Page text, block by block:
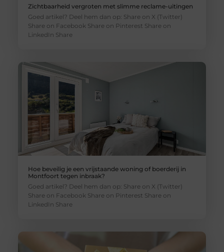
Zichtbaarheid vergroten met slimme reclame-uitingen
Goed artikel? Deel hem dan op: Share on X (Twitter)
Share on Facebook Share on Pinterest Share on
LinkedIn Share
Hoe beveilig je een vrijstaande woning of boerderij in
Montfoort tegen inbraak?
Goed artikel? Deel hem dan op: Share on X (Twitter)
Share on Facebook Share on Pinterest Share on
LinkedIn Share